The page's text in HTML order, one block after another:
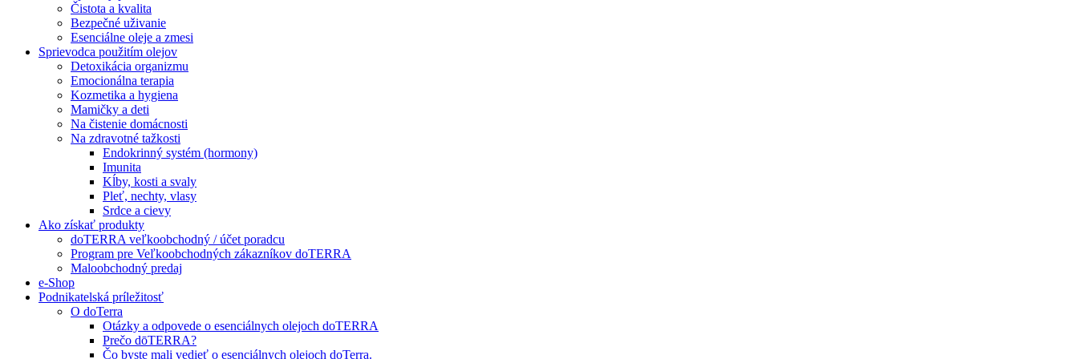
Čistota a kvalita
Bezpečné uživanie
Esenciálne oleje a zmesi
Sprievodca použitím olejov
Detoxikácia organizmu
Emocionálna terapia
Kozmetika a hygiena
Mamičky a deti
Na čistenie domácnosti
Na zdravotné tažkosti
Endokrinný systém (hormony)
Imunita
Kĺby, kosti a svaly
Pleť, nechty, vlasy
Srdce a cievy
Ako získať produkty
doTERRA veľkoobchodný / účet poradcu
Program pre Veľkoobchodných zákazníkov doTERRA
Maloobchodný predaj
e-Shop
Podnikatelská príležitosť
O doTerra
Otázky a odpovede o esenciálnych olejoch doTERRA
Prečo dōTERRA?
Čo byste mali vedieť o esenciálnych olejoch doTerra.